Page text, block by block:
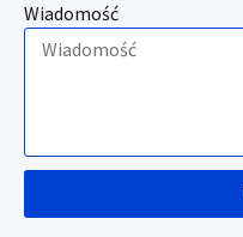
Wiadomość